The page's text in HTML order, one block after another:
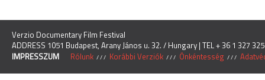
Verzio Documentary Film Festival
ADDRESS 1051 Budapest, Arany János u. 32. / Hungary | TEL + 36 1 327
IMPRESSZUM
Rólunk Korábbi Verziók Önkéntesség